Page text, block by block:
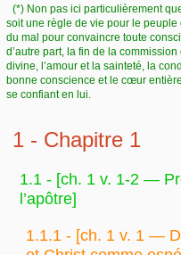
(*) Non pas ici particulièrement
soit une règle de vie pour le
du mal pour convaincre toute
d’autre part, la fin de la
divine, l’amour et la sainteté, la
bonne conscience et le cœur
se confiant en lui.
1 - Chapitre 1
1.1 - [ch. 1 v. 1-2 —
l’apôtre]
1.1.1 - [ch. 1 v. 1 —